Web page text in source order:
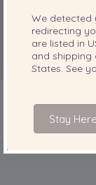
We detected
redirecting
are listed in
and shipping
States . See
Stay Here